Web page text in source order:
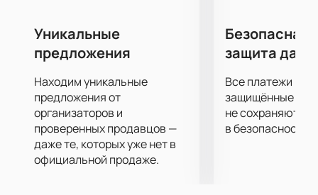
спортивного праздника и поддержать свою
любимую команду.
на нашем сайте
— это просто и удобно. Поторопитесь, ведь
количество мест ограничено!
Присоединяйтесь к тысячам болельщиков и
ощутите атмосферу настоящего хоккейного
сражения в Ледовом дворце!
Уникальные
предложения
Находим уникальные
предложения от
организаторов и
проверенных продавцов —
даже те, которых уже нет в
официальной продаже.
Безопасная
защита
Все платежи
защищённые
не сохраняются
в безопасности.